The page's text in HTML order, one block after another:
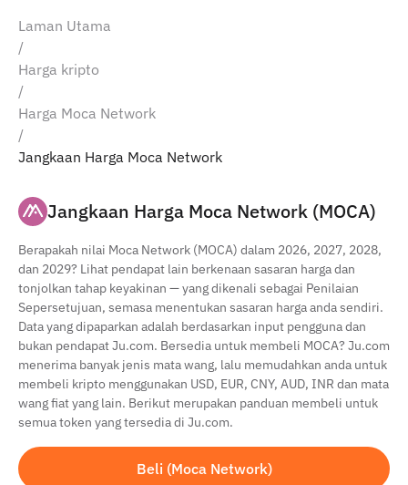
Laman Utama
/
Harga kripto
/
Harga Moca Network
/
Jangkaan Harga Moca Network
Jangkaan Harga Moca Network (MOCA)
Berapakah nilai Moca Network (MOCA) dalam 2026, 2027, 2028,
dan 2029? Lihat pendapat lain berkenaan sasaran harga dan
tonjolkan tahap keyakinan — yang dikenali sebagai Penilaian
Sepersetujuan, semasa menentukan sasaran harga anda sendiri.
Data yang dipaparkan adalah berdasarkan input pengguna dan
bukan pendapat Ju.com. Bersedia untuk membeli MOCA? Ju.com
menerima banyak jenis mata wang, lalu memudahkan anda untuk
membeli kripto menggunakan USD, EUR, CNY, AUD, INR dan mata
wang fiat yang lain. Berikut merupakan panduan membeli untuk
semua token yang tersedia di Ju.com.
Beli (Moca Network)